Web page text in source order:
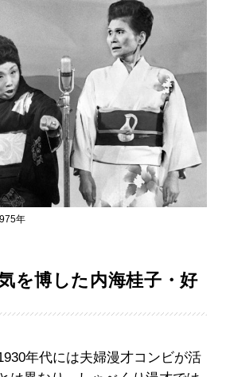
年
を博した内海桂子・好
年代には夫婦漫才コンビが活